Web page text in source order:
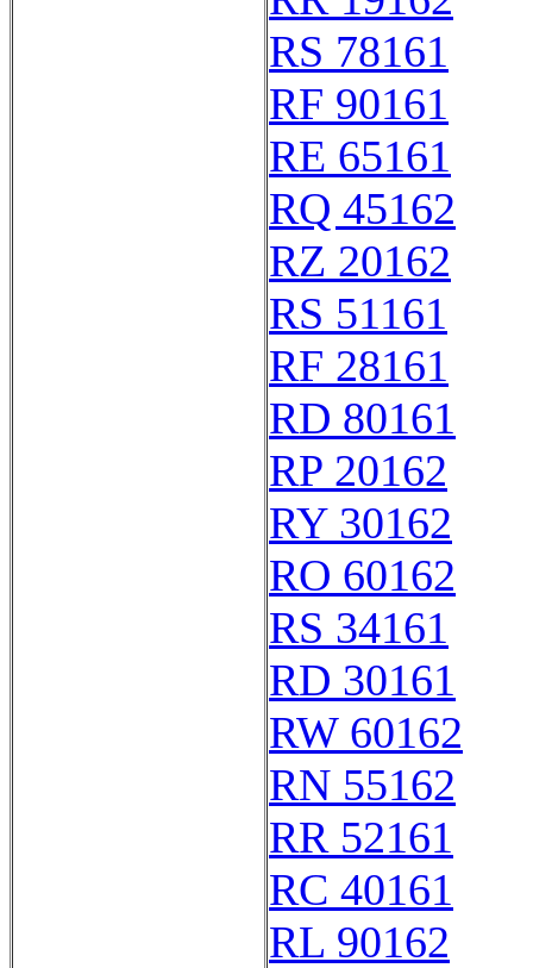
RS 78161
RF 90161
RE 65161
RQ 45162
RZ 20162
RS 51161
RF 28161
RD 80161
RP 20162
RY 30162
RO 60162
RS 34161
RD 30161
RW 60162
RN 55162
RR 52161
RC 40161
RL 90162